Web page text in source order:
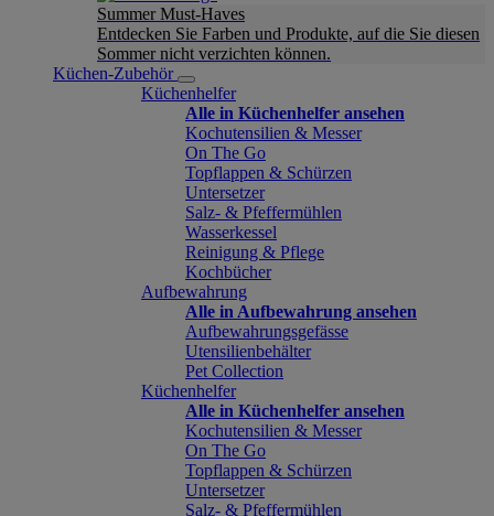
Summer Must-Haves
Entdecken Sie Farben und Produkte, auf die Sie diesen
Sommer nicht verzichten können.
Küchen-Zubehör
Küchenhelfer
Alle in Küchenhelfer ansehen
Kochutensilien & Messer
On The Go
Topflappen & Schürzen
Untersetzer
Salz- & Pfeffermühlen
Wasserkessel
Reinigung & Pflege
Kochbücher
Aufbewahrung
Alle in Aufbewahrung ansehen
Aufbewahrungsgefässe
Utensilienbehälter
Pet Collection
Küchenhelfer
Alle in Küchenhelfer ansehen
Kochutensilien & Messer
On The Go
Topflappen & Schürzen
Untersetzer
Salz- & Pfeffermühlen